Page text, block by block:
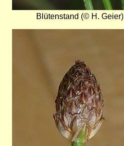
Blütenstand (© H. Geier)